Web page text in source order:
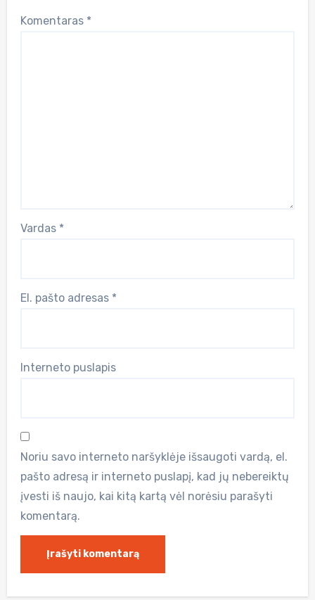
Komentaras *
Vardas *
El. pašto adresas *
Interneto puslapis
Noriu savo interneto naršyklėje išsaugoti vardą, el.
pašto adresą ir interneto puslapį, kad jų nebereiktų
įvesti iš naujo, kai kitą kartą vėl norėsiu parašyti
komentarą.